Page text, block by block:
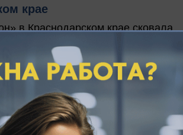
крае
в Краснодарском крае сковала
пробка